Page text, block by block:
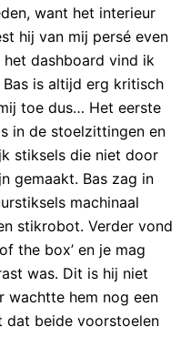
want het interieur
hij van mij persé even
dashboard vind ik
is altijd erg kritisch
toe dus… Het eerste
in de stoelzittingen en
stiksels die niet door
gemaakt. Bas zag in
machinaal
stikrobot. Verder vond
the box’ en je mag
was. Dit is hij niet
wachtte hem nog een
dat beide voorstoelen